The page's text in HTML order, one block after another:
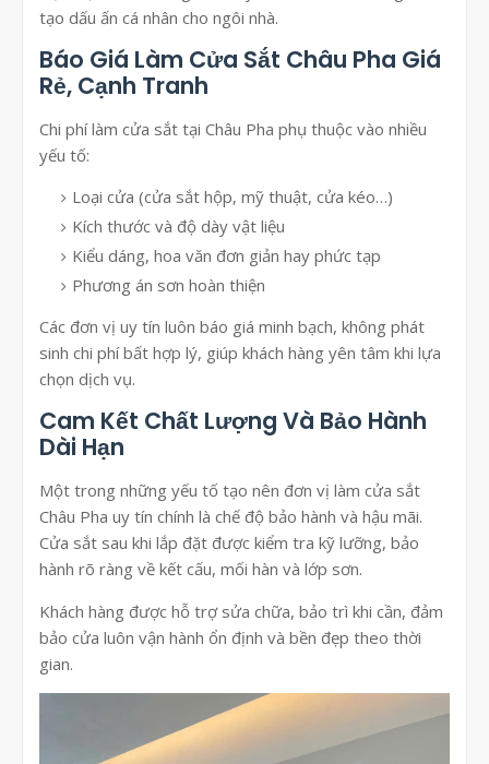
tạo dấu ấn cá nhân cho ngôi nhà.
Báo Giá Làm Cửa Sắt Châu Pha Giá
Rẻ, Cạnh Tranh
Chi phí làm cửa sắt tại Châu Pha phụ thuộc vào nhiều
yếu tố:
Loại cửa (cửa sắt hộp, mỹ thuật, cửa kéo…)
Kích thước và độ dày vật liệu
Kiểu dáng, hoa văn đơn giản hay phức tạp
Phương án sơn hoàn thiện
Các đơn vị uy tín luôn báo giá minh bạch, không phát
sinh chi phí bất hợp lý, giúp khách hàng yên tâm khi lựa
chọn dịch vụ.
Cam Kết Chất Lượng Và Bảo Hành
Dài Hạn
Một trong những yếu tố tạo nên đơn vị làm cửa sắt
Châu Pha uy tín chính là chế độ bảo hành và hậu mãi.
Cửa sắt sau khi lắp đặt được kiểm tra kỹ lưỡng, bảo
hành rõ ràng về kết cấu, mối hàn và lớp sơn.
Khách hàng được hỗ trợ sửa chữa, bảo trì khi cần, đảm
bảo cửa luôn vận hành ổn định và bền đẹp theo thời
gian.